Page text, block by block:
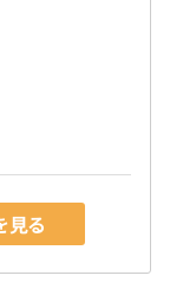
見る